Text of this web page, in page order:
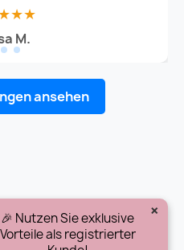
M.
ansehen
×
🎉 Nutzen Sie exklusive
Vorteile als registrierter